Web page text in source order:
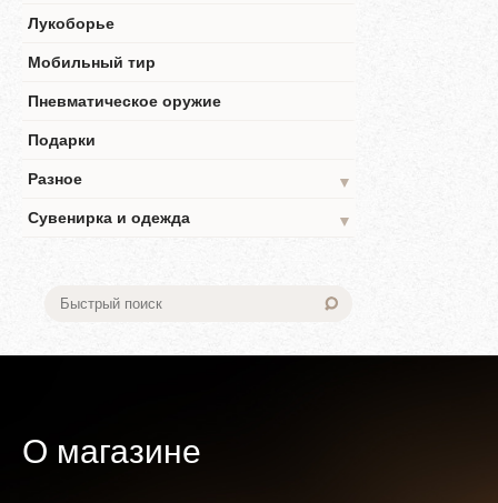
Лукоборье
Мобильный тир
Пневматическое оружие
Подарки
Разное
▼
Сувенирка и одежда
▼
О магазине